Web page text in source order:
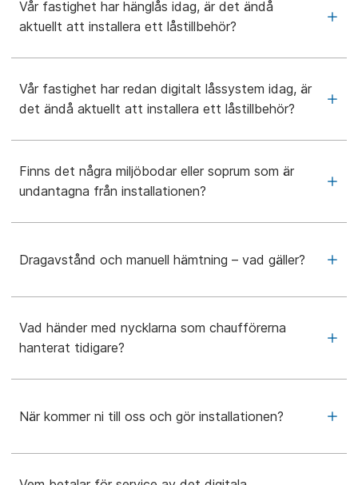
Vår fastighet har hänglås idag, är det ändå
aktuellt att installera ett låstillbehör?
Vår fastighet har redan digitalt låssystem idag, är
det ändå aktuellt att installera ett låstillbehör?
Finns det några miljöbodar eller soprum som är
undantagna från installationen?
Dragavstånd och manuell hämtning – vad gäller?
Vad händer med nycklarna som chaufförerna
hanterat tidigare?
När kommer ni till oss och gör installationen?